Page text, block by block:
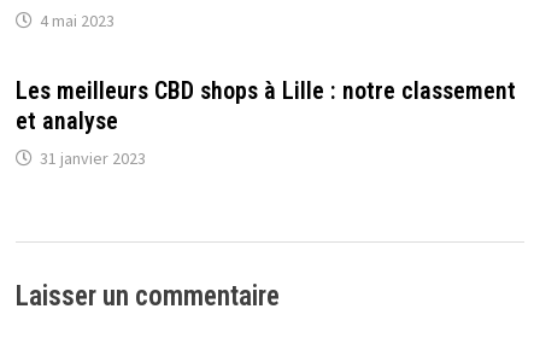
4 mai 2023
Les meilleurs CBD shops à Lille : notre classement
et analyse
31 janvier 2023
Laisser un commentaire